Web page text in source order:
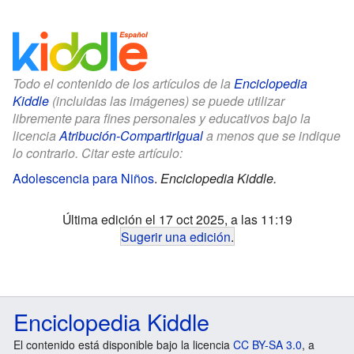
Todo el contenido de los artículos de la Enciclopedia
Kiddle (incluidas las imágenes) se puede utilizar
libremente para fines personales y educativos bajo la
licenciaAtribución-CompartirIguala menos que se indique
lo contrario. Citar este artículo:
Adolescencia para Niños. Enciclopedia Kiddle.
Última edición el 17 oct 2025, a las 11:19
Sugerir una edición.
Enciclopedia Kiddle
El contenido está disponible bajo la licencia CC BY-SA 3.0, a